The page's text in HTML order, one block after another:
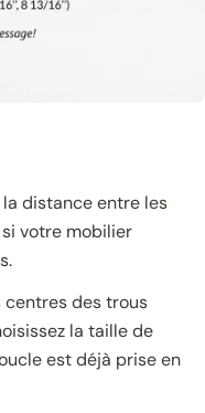
distance entre les
votre mobilier
centres des trous
la taille de
est déjà prise en